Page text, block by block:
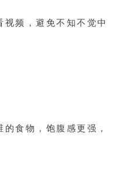
视频，避免不知不觉中
食物，饱腹感更强，